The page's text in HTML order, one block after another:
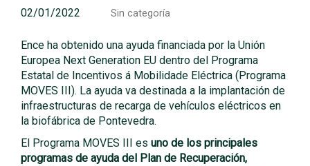
02/01/2022 Sin categoría
Ence ha obtenido una ayuda financiada por la Unión
Europea Next Generation EU dentro del Programa
Estatal de Incentivos á Mobilidade Eléctrica (Programa
MOVES III). La ayuda va destinada a la implantación de
infraestructuras de recarga de vehículos eléctricos en
la biofábrica de Pontevedra.
El Programa MOVES III es uno de los principales
programas de ayuda del Plan de Recuperación,